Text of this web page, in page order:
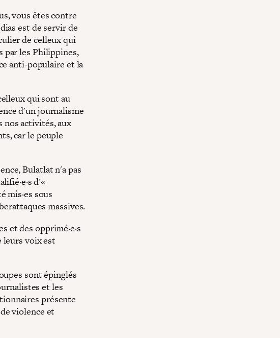
vous êtes contre
est de servir de
de celleux qui
par les Philippines,
anti-populaire et la
qui sont au
d'un journalisme
nos activités, aux
car le peuple
Bulatlat n'a pas
d'«
mis·es sous
massives.
et des opprimé·e·s
voix est
sont épinglés
et les
présente
violence et